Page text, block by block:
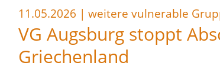
11.05.2026 | weitere vulnerable
VG Augsburg stoppt
Griechenland